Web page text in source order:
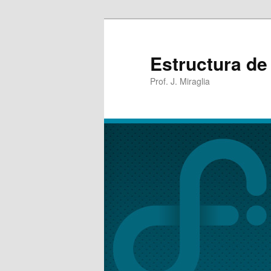
Estructura
Prof. J. Miraglia